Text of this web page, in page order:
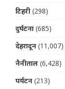
टिहरी (298)
दुर्घटना (685)
देहरादून (11,007)
नैनीताल (6,428)
पर्यटन (213)